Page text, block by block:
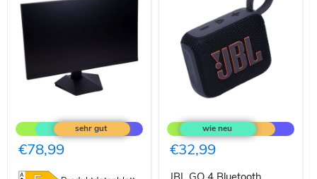
Gaming
Monitor
27
Zoll,
165Hz,
€78,99
GO
4
Bluetooth
Lautsprecher
€32,99